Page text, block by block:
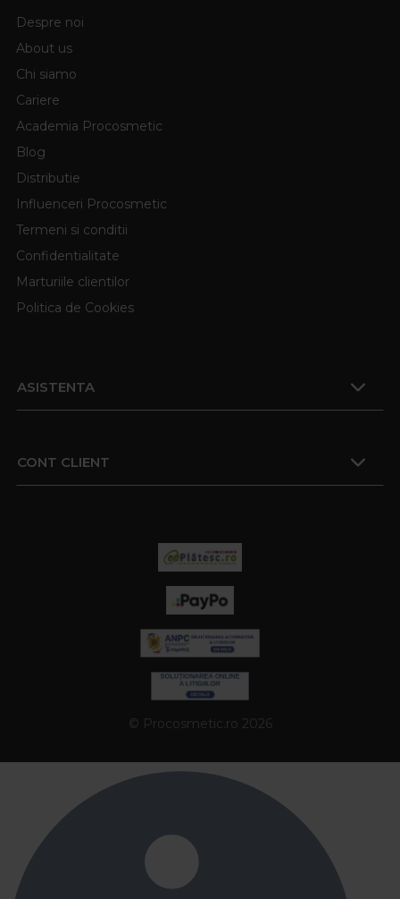
Despre noi
About us
Chi siamo
Cariere
Academia Procosmetic
Blog
Distributie
Influenceri Procosmetic
Termeni si conditii
Confidentialitate
Marturiile clientilor
Politica de Cookies
ASISTENTA
CONT CLIENT
© Procosmetic.ro 2026